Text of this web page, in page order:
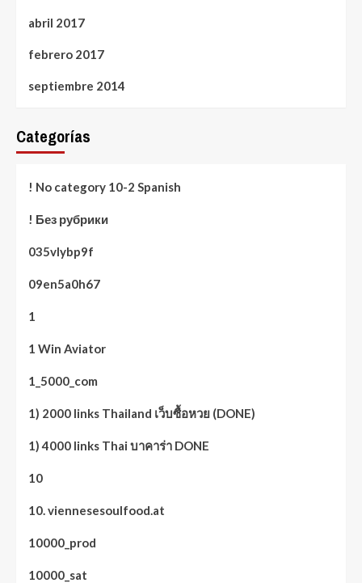
abril 2017
febrero 2017
septiembre 2014
Categorías
! No category 10-2 Spanish
! Без рубрики
035vlybp9f
09en5a0h67
1
1 Win Aviator
1_5000_com
1) 2000 links Thailand เว็บซื้อหวย (DONE)
1) 4000 links Thai บาคาร่า DONE
10
10. viennesesoulfood.at
10000_prod
10000_sat